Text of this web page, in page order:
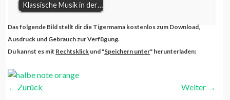
Klassische Musik in der…
Das folgende Bild stellt dir die Tigermama kostenlos zum Download,
Ausdruck und Gebrauch zur Verfügung.
Du kannst es mit Rechtsklick und "Speichern unter" herunterladen:
← Zurück Weiter →